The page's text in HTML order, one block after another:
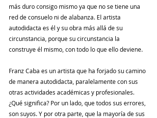
más duro consigo mismo ya que no se tiene una
red de consuelo ni de alabanza. El artista
autodidacta es él y su obra ​más allá de su
circunstancia, p​orque su circunstancia la
construye él mismo, con todo lo que ello deviene.
Franz Caba es un artista que ha forjado su camino
de manera autodidacta, paralelamente con sus
otras actividades académicas y profesionales.
¿Qué significa? Por un lado, que todos sus errores,
son suyos. Y por otra parte, que la mayoría de sus